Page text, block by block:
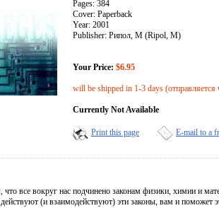
Pages: 384
Cover: Paperback
Year: 2001
Publisher: Рипол, М (Ripol, M)
Your Price: $6.95
will be shipped in 1-3 days (отправляется
Currently Not Available
Print this page E-mail to a
все вокруг нас подчинено законам физики, химии и
(и взаимодействуют) эти законы, вам и поможет